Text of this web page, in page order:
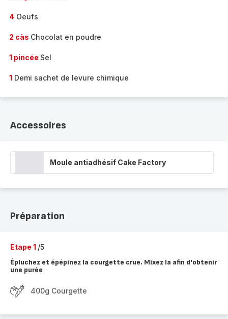
4 Oeufs
2 càs Chocolat en poudre
1 pincée Sel
1 Demi sachet de levure chimique
Accessoires
Moule antiadhésif Cake Factory
Préparation
Etape 1 /5
Épluchez et épépinez la courgette crue. Mixez la afin d'obtenir
une purée
400g Courgette